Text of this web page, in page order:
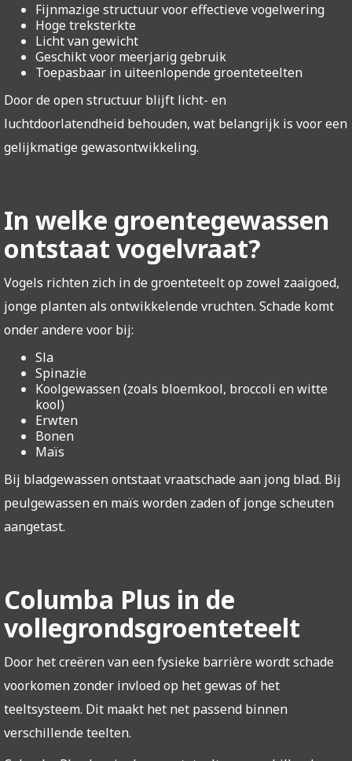
Fijnmazige structuur voor effectieve vogelwering
Hoge treksterkte
Licht van gewicht
Geschikt voor meerjarig gebruik
Toepasbaar in uiteenlopende groenteteelten
Door de open structuur blijft licht- en
luchtdoorlatendheid behouden, wat belangrijk is voor een
gelijkmatige gewasontwikkeling.
In welke groentegewassen
ontstaat vogelvraat?
Vogels richten zich in de groenteteelt op zowel zaaigoed,
jonge planten als ontwikkelende vruchten. Schade komt
onder andere voor bij:
Sla
Spinazie
Koolgewassen (zoals bloemkool, broccoli en witte
kool)
Erwten
Bonen
Maïs
Bij bladgewassen ontstaat vraatschade aan jong blad. Bij
peulgewassen en maïs worden zaden of jonge scheuten
aangetast.
Columba Plus in de
vollegrondsgroenteteelt
Door het creëren van een fysieke barrière wordt schade
voorkomen zonder invloed op het gewas of het
teeltsysteem. Dit maakt het net passend binnen
verschillende teelten.